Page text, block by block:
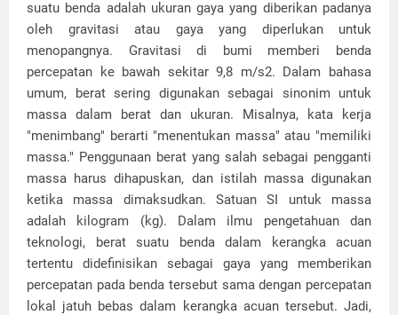
suatu benda adalah ukuran gaya yang diberikan padanya
oleh gravitasi atau gaya yang diperlukan untuk
menopangnya. Gravitasi di bumi memberi benda
percepatan ke bawah sekitar 9,8 m/s2. Dalam bahasa
umum, berat sering digunakan sebagai sinonim untuk
massa dalam berat dan ukuran. Misalnya, kata kerja
"menimbang" berarti "menentukan massa" atau "memiliki
massa." Penggunaan berat yang salah sebagai pengganti
massa harus dihapuskan, dan istilah massa digunakan
ketika massa dimaksudkan. Satuan SI untuk massa
adalah kilogram (kg). Dalam ilmu pengetahuan dan
teknologi, berat suatu benda dalam kerangka acuan
tertentu didefinisikan sebagai gaya yang memberikan
percepatan pada benda tersebut sama dengan percepatan
lokal jatuh bebas dalam kerangka acuan tersebut. Jadi,